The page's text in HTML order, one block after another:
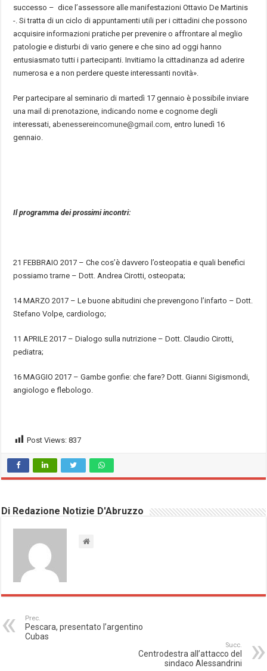
successo – dice l’assessore alle manifestazioni Ottavio De Martinis
-. Si tratta di un ciclo di appuntamenti utili per i cittadini che possono
acquisire informazioni pratiche per prevenire o affrontare al meglio
patologie e disturbi di vario genere e che sino ad oggi hanno
entusiasmato tutti i partecipanti. Invitiamo la cittadinanza ad aderire
numerosa e a non perdere queste interessanti novità».
Per partecipare al seminario di martedì 17 gennaio è possibile inviare
una mail di prenotazione, indicando nome e cognome degli
interessati, a benessereincomune@gmail.com , entro lunedì 16
gennaio.
Il programma dei prossimi incontri:
21 FEBBRAIO 2017 – Che cos’è davvero l’osteopatia e quali benefici
possiamo trarne – Dott. Andrea Cirotti, osteopata;
14 MARZO 2017 – Le buone abitudini che prevengono l’infarto – Dott.
Stefano Volpe, cardiologo;
11 APRILE 2017 – Dialogo sulla nutrizione – Dott. Claudio Cirotti,
pediatra;
16 MAGGIO 2017 – Gambe gonfie: che fare? Dott. Gianni Sigismondi,
angiologo e flebologo.
Post Views: 837
Di Redazione Notizie D'Abruzzo
Prec.
Pescara, presentato l’argentino
Cubas
Succ.
Centrodestra all’attacco del
sindaco Alessandrini